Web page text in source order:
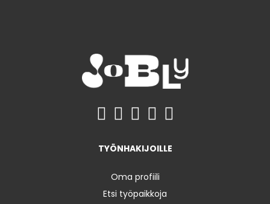
TYÖNHAKIJOILLE
Oma profiili
Etsi työpaikkoja